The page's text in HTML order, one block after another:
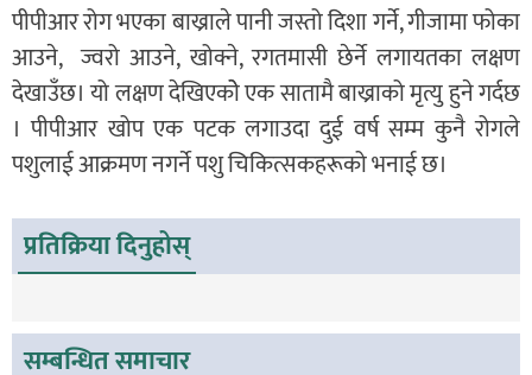
पीपीआर रोग भएका बाख्राले पानी जस्तो दिशा गर्ने, गीजामा फोका
आउने, ज्वरो आउने, खोक्ने, रगतमासी छेर्ने लगायतका लक्षण
देखाउँछ। यो लक्षण देखिएकोे एक सातामै बाख्राको मृत्यु हुने गर्दछ
। पीपीआर खोप एक पटक लगाउदा दुई वर्ष सम्म कुनै रोगले
पशुलाई आक्रमण नगर्ने पशु चिकित्सकहरूको भनाई छ।
प्रतिक्रिया दिनुहोस्
सम्बन्धित समाचार